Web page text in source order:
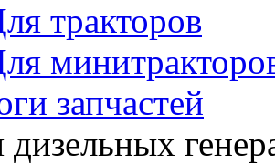
тракторов
запчастей